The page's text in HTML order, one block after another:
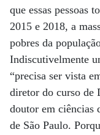
que essas pessoas
2015 e 2018, a
pobres da
Indiscutivelmente
“precisa ser vista
diretor do curso de
doutor em ciências
de São Paulo.